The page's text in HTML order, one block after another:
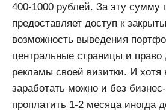
400-1000 рублей. За эту сумму
предоставляет доступ к
возможность выведения
центральные страницы и право
рекламы своей визитки. И хотя
заработать можно и без бизнес-
проплатить 1-2 месяца иногда